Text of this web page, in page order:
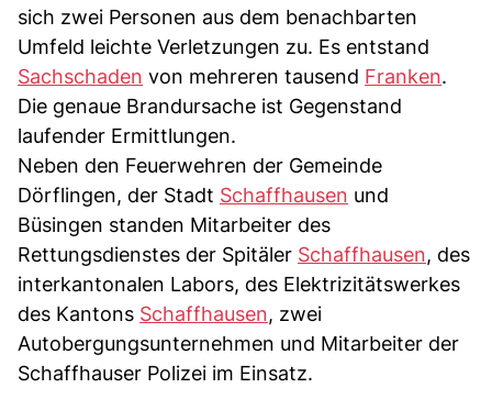
sich zwei Personen aus dem benachbarten
Umfeld leichte Verletzungen zu. Es entstand
Sachschaden von mehreren tausend Franken.
Die genaue Brandursache ist Gegenstand
laufender Ermittlungen.
Neben den Feuerwehren der Gemeinde
Dörflingen, der Stadt Schaffhausen und
Büsingen standen Mitarbeiter des
Rettungsdienstes der Spitäler Schaffhausen, des
interkantonalen Labors, des Elektrizitätswerkes
des Kantons Schaffhausen, zwei
Autobergungsunternehmen und Mitarbeiter der
Schaffhauser Polizei im Einsatz.